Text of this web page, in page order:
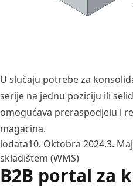
U slučaju potrebe za
serije na jednu poziciju ili
omogućava preraspodjelu i
magacina.
Posted by
iodata10. Oktobra 2024.3.
skladištem (WMS)
B2B portal za